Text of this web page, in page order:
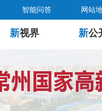
智能问答 网站
新视界 新公